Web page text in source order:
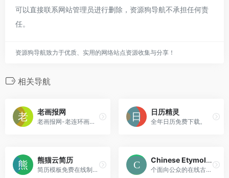
可以直接联系网站管理员进行删除，资源狗导航不承担任何责
任。
资源狗导航致力于优质、实用的网络站点资源收集与分享！
相关导航
老画报网
老画报网-老连环画、漫画欣赏与交流
日历精灵
全年日历免费下载。
熊猫云简历
简历模板免费在线制作。
Chinese Etymology 字源
个面向公众的在线古文字学习与研究平台。